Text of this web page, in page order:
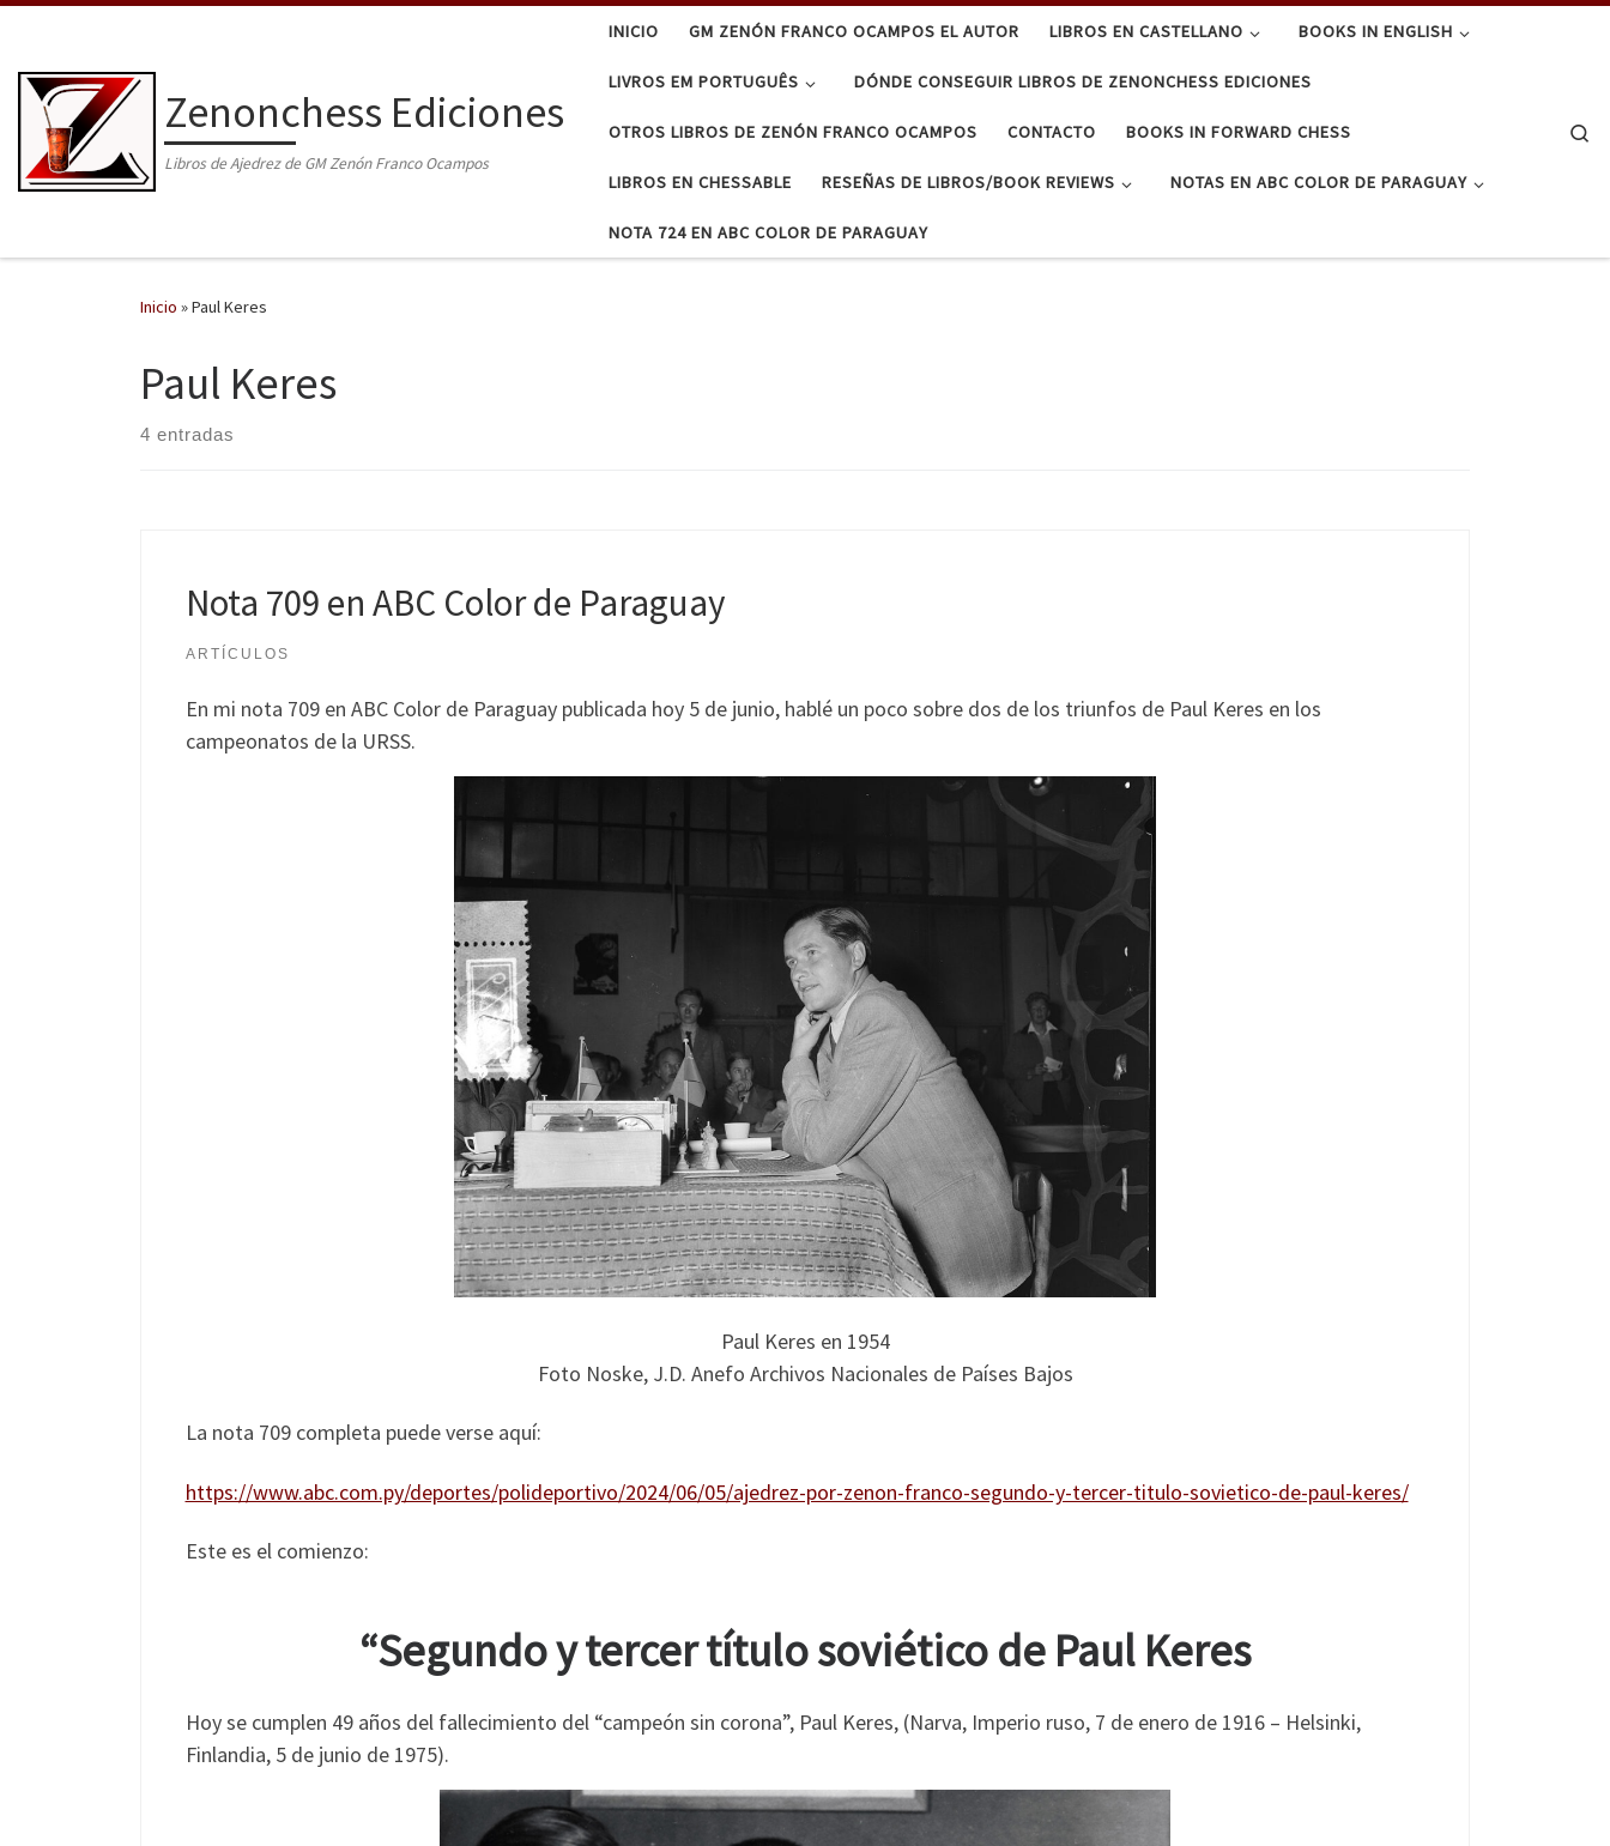
Zenonchess Ediciones
Libros de Ajedrez de GM Zenón Franco Ocampos
INICIO GM ZENÓN FRANCO OCAMPOS EL AUTOR LIBROS EN CASTELLANO BOOKS IN ENGLISH
LIVROS EM PORTUGUÊS DÓNDE CONSEGUIR LIBROS DE ZENONCHESS EDICIONES
OTROS LIBROS DE ZENÓN FRANCO OCAMPOS CONTACTO BOOKS IN FORWARD CHESS
LIBROS EN CHESSABLE RESEÑAS DE LIBROS/BOOK REVIEWS NOTAS EN ABC COLOR DE PARAGUAY
NOTA 724 EN ABC COLOR DE PARAGUAY
Inicio »Paul Keres
Paul Keres
4 entradas
Nota 709 en ABC Color de Paraguay
ARTÍCULOS
En mi nota 709 en ABC Color de Paraguay publicada hoy 5 de junio, hablé un poco sobre dos de los triunfos de Paul Keres en los
campeonatos de la URSS.
Paul Keres en 1954
Foto Noske, J.D. Anefo Archivos Nacionales de Países Bajos
La nota 709 completa puede verse aquí:
https://www.abc.com.py/deportes/polideportivo/2024/06/05/ajedrez-por-zenon-franco-segundo-y-tercer-titulo-sovietico-de-paul-keres/
Este es el comienzo:
“Segundo y tercer título soviético de Paul Keres
Hoy se cumplen 49 años del fallecimiento del “campeón sin corona”, Paul Keres, (Narva, Imperio ruso, 7 de enero de 1916 – Helsinki,
Finlandia, 5 de junio de 1975).